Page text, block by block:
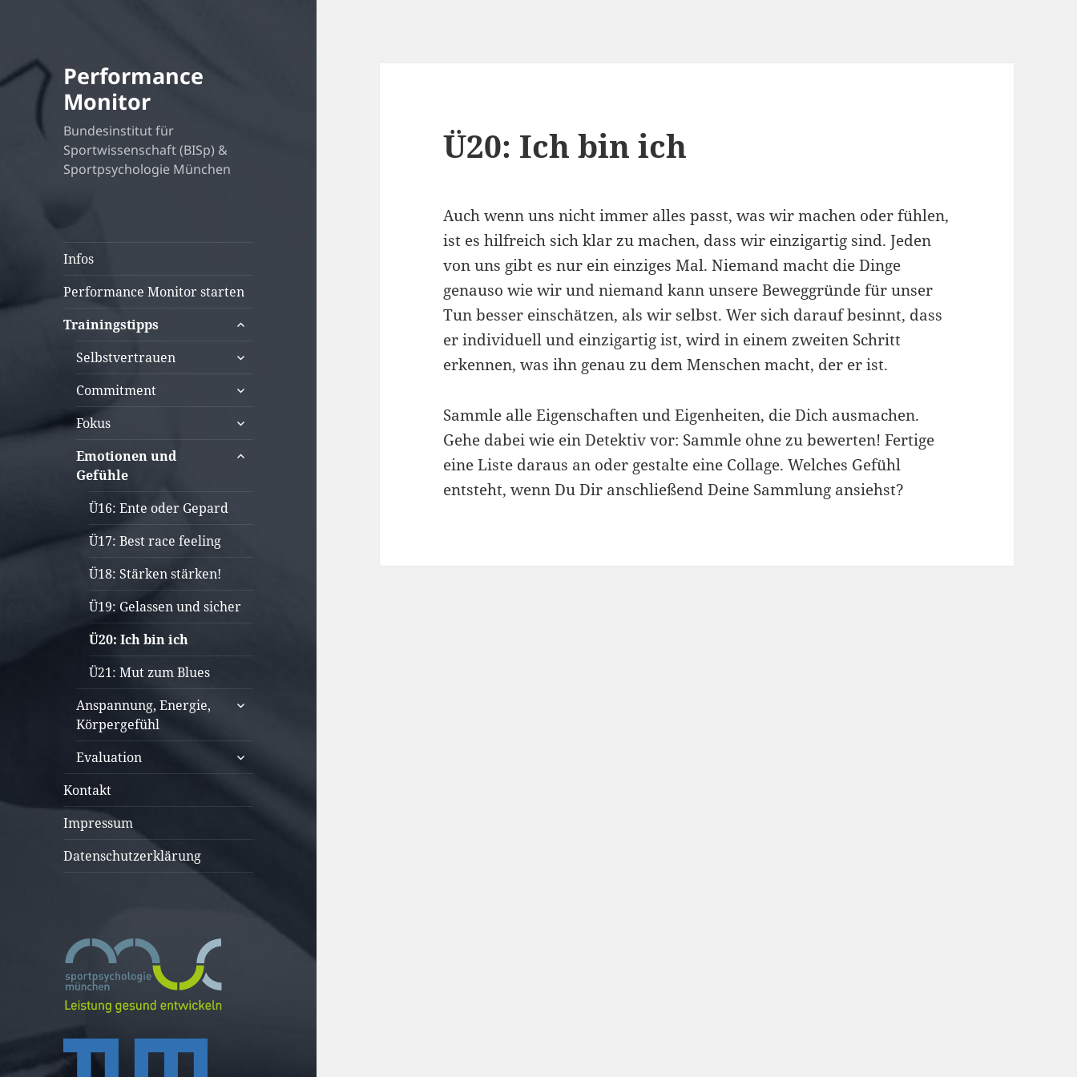
Performance
Monitor
Bundesinstitut für
Sportwissenschaft (BISp) &
Sportpsychologie München
Infos
Performance Monitor starten
Trainingstipps
untermenü
Selbstvertrauen
untermenü
Commitment
untermenü
Fokus
untermenü
Emotionen und
Gefühle
untermenü
Ü16: Ente oder Gepard
Ü17: Best race feeling
Ü18: Stärken stärken!
Ü19: Gelassen und sicher
Ü20: Ich bin ich
Ü21: Mut zum Blues
Anspannung, Energie,
Körpergefühl
untermenü
Evaluation
untermenü
öffnen
Kontakt
Impressum
Datenschutzerklärung
Ü20: Ich bin ich
Auch wenn uns nicht immer alles passt, was wir machen oder fühlen,
ist es hilfreich sich klar zu machen, dass wir einzigartig sind. Jeden
von uns gibt es nur ein einziges Mal. Niemand macht die Dinge
genauso wie wir und niemand kann unsere Beweggründe für unser
Tun besser einschätzen, als wir selbst. Wer sich darauf besinnt, dass
er individuell und einzigartig ist, wird in einem zweiten Schritt
erkennen, was ihn genau zu dem Menschen macht, der er ist.
Sammle alle Eigenschaften und Eigenheiten, die Dich ausmachen.
Gehe dabei wie ein Detektiv vor: Sammle ohne zu bewerten! Fertige
eine Liste daraus an oder gestalte eine Collage. Welches Gefühl
entsteht, wenn Du Dir anschließend Deine Sammlung ansiehst?